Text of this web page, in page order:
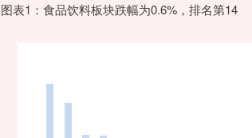
图表1：食品饮料板块跌幅为0.6%，排名第14